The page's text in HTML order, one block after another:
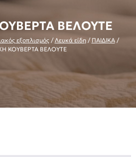
ΒΕΛΟΥΤΕ
εξοπλισμός/Λευκά είδη/ ΠΑΙΔΙΚΑ/
ΚΟΥΒΕΡΤΑ ΒΕΛΟΥΤΕ